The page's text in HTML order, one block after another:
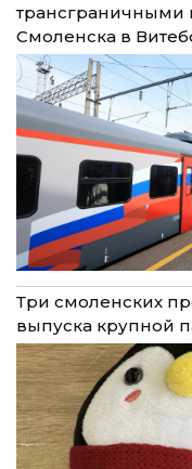
Смоленска в
Три смоленских
выпуска крупной